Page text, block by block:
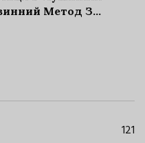
Метод З
121